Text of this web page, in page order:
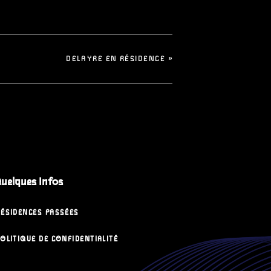
DELAYRE EN RÉSIDENCE »
Infos
PASSÉES
DE CONFIDENTIALITÉ